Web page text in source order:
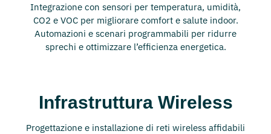
Integrazione con sensori per temperatura, umidità,
CO2 e VOC per migliorare comfort e salute indoor.
Automazioni e scenari programmabili per ridurre
sprechi e ottimizzare l’efficienza energetica.
Infrastruttura Wireless
Progettazione e installazione di reti wireless affidabili